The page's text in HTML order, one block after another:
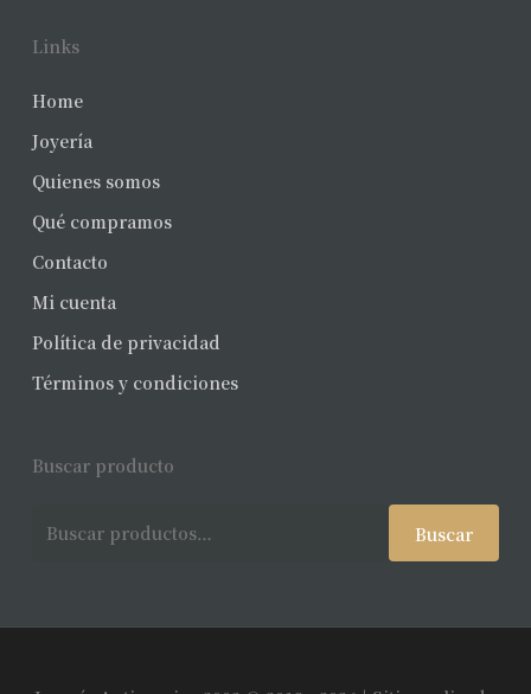
Links
Home
Joyería
Quienes somos
Qué compramos
Contacto
Mi cuenta
Política de privacidad
Términos y condiciones
Buscar producto
Buscar